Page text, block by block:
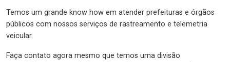
Temos um grande know how em atender prefeituras e órgãos
públicos com nossos serviços de rastreamento e telemetria
veicular.
Faça contato agora mesmo que temos uma divisão